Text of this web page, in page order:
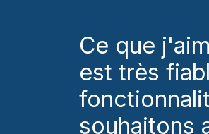
Ce que
est très
souhaitons